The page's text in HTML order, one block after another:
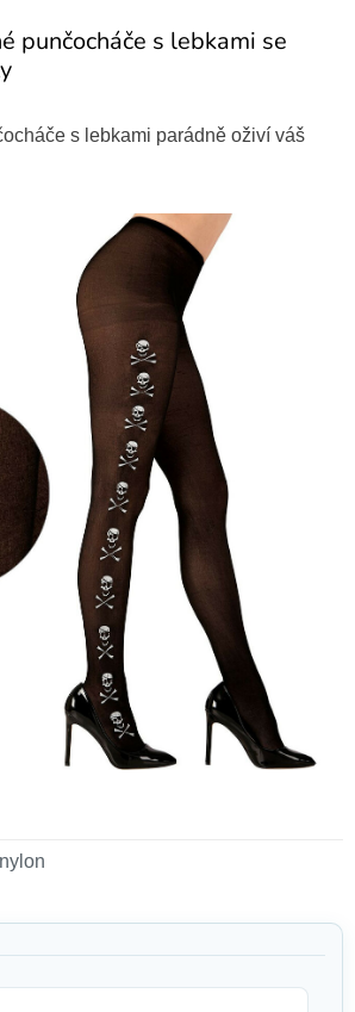
Dámský kostým pirátka s
šátkem - Vel S
399 Kč
punčocháče s lebkami se
s lebkami parádně oživí váš